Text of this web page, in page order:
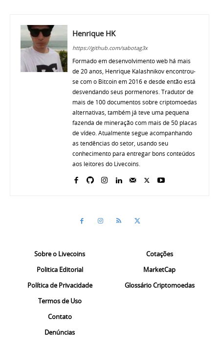
Henrique HK
https://github.com/sabotag3x
Formado em desenvolvimento web há mais
de 20 anos, Henrique Kalashnikov encontrou-
se com o Bitcoin em 2016 e desde então está
desvendando seus pormenores. Tradutor de
mais de 100 documentos sobre criptomoedas
alternativas, também já teve uma pequena
fazenda de mineração com mais de 50 placas
de vídeo. Atualmente segue acompanhando
as tendências do setor, usando seu
conhecimento para entregar bons conteúdos
aos leitores do Livecoins.
Sobre o Livecoins
Politica Editorial
Política de Privacidade
Termos de Uso
Contato
Denúncias
Cotações
MarketCap
Glossário Criptomoedas